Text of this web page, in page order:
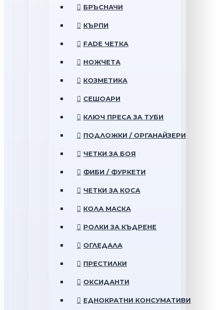
БРЪСНАЧИ
КЪРПИ
FADE ЧЕТКА
НОЖЧЕТА
КОЗМЕТИКА
СЕШОАРИ
КЛЮЧ ПРЕСА ЗА ТУБИ
ПОДЛОЖКИ / ОРГАНАЙЗЕРИ
ЧЕТКИ ЗА БОЯ
ФИБИ / ФУРКЕТИ
ЧЕТКИ ЗА КОСА
КОЛА МАСКА
РОЛКИ ЗА КЪДРЕНЕ
ОГЛЕДАЛА
ПРЕСТИЛКИ
ОКСИДАНТИ
ЕДНОКРАТНИ КОНСУМАТИВИ